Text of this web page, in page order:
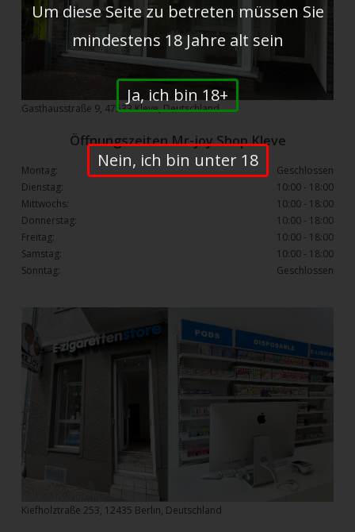
Gasthausstraße 9, 47533 Kleve, Deutschland
Kiefholztraße 253, 12435 Berlin, Deutschland
Öffnungszeiten Mr-joy Shop Kleve
Montag:
Geschlossen
Dienstag:
10:00 - 18:00
Mittwochs:
10:00 - 18:00
Donnerstag:
10:00 - 18:00
Freitag:
10:00 - 18:00
Samstag:
10:00 - 18:00
Sonntag:
Geschlossen
Um diese Seite zu betreten müssen Sie
mindestens 18 Jahre alt sein
Ja, ich bin 18+
Nein, ich bin unter 18